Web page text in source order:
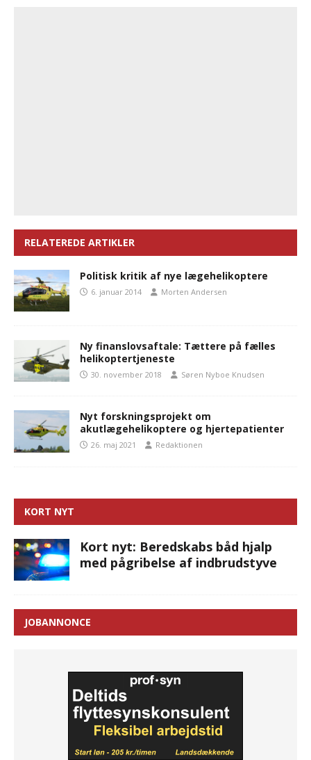
RELATEREDE ARTIKLER
Politisk kritik af nye lægehelikoptere
6. januar 2014 Morten Andersen
Ny finanslovsaftale: Tættere på fælles
helikoptertjeneste
30. november 2018 Søren Nyboe Knudsen
Nyt forskningsprojekt om
akutlægehelikoptere og hjertepatienter
26. maj 2021 Redaktionen
KORT NYT
Kort nyt: Beredskabs båd hjalp
med pågribelse af indbrudstyve
JOBANNONCE